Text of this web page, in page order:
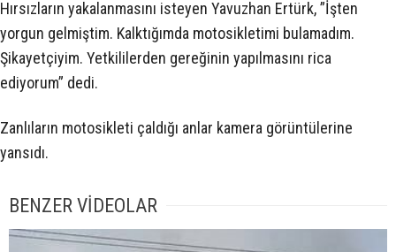
Hırsızların yakalanmasını isteyen Yavuzhan Ertürk, ”İşten
yorgun gelmiştim. Kalktığımda motosikletimi bulamadım.
Şikayetçiyim. Yetkililerden gereğinin yapılmasını rica
ediyorum” dedi.
Zanlıların motosikleti çaldığı anlar kamera görüntülerine
yansıdı.
BENZER VİDEOLAR